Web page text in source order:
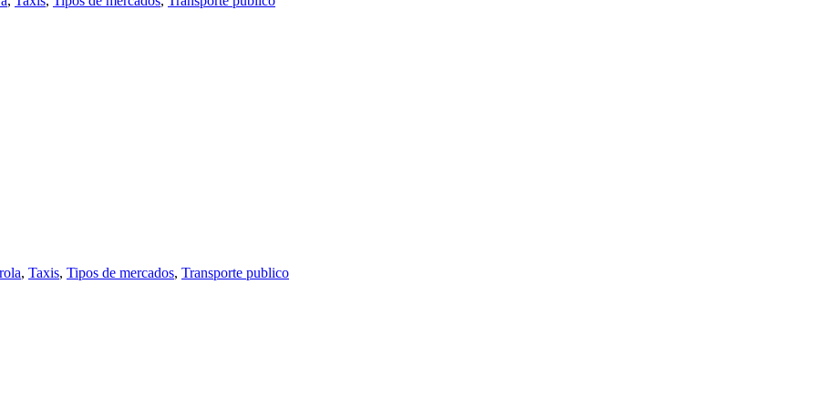
, Taxis, Tipos de mercados, Transporte publico